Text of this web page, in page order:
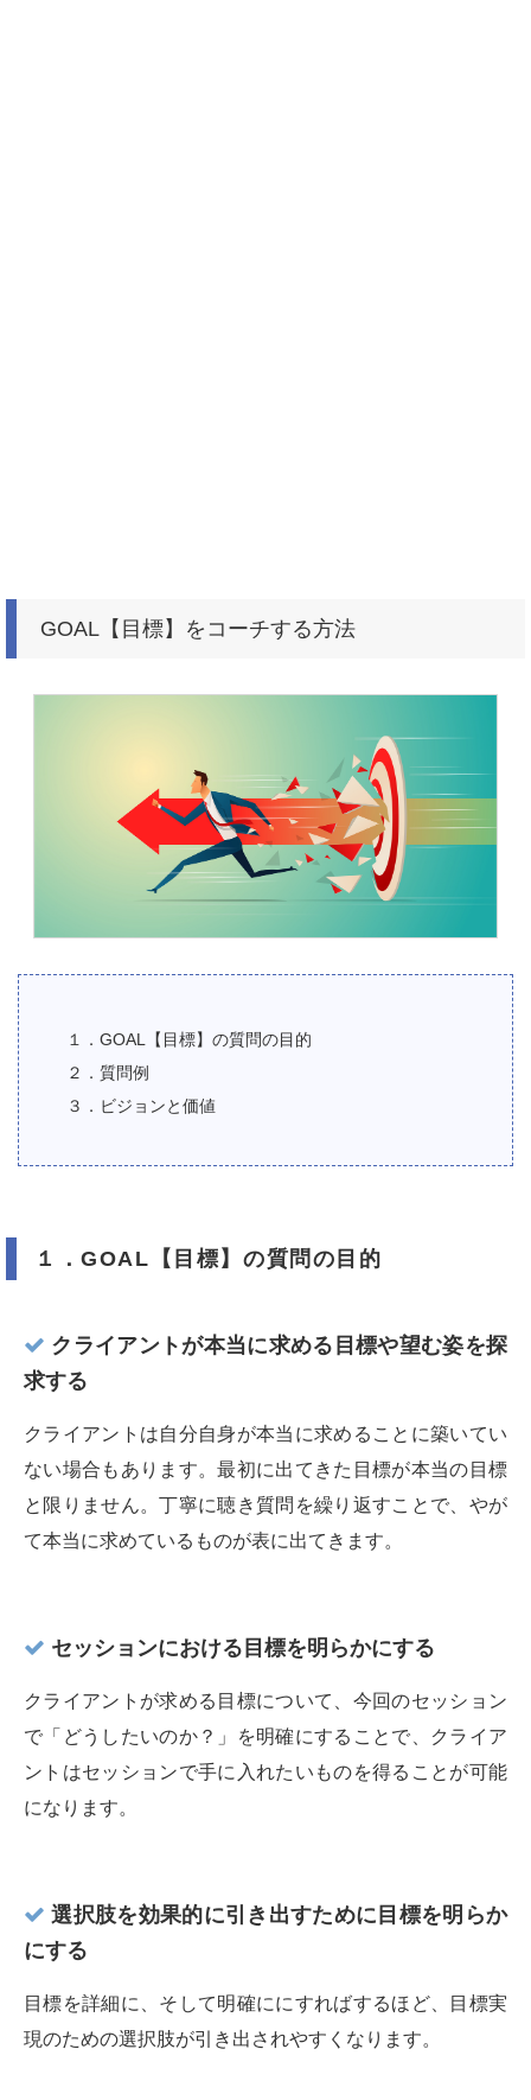
GOAL【目標】をコーチする方法
１．GOAL【目標】の質問の目的
２．質問例
３．ビジョンと価値
１．GOAL【目標】の質問の目的
クライアントが本当に求める目標や望む姿を探
求する
クライアントは自分自身が本当に求めることに築いてい
ない場合もあります。最初に出てきた目標が本当の目標
と限りません。丁寧に聴き質問を繰り返すことで、やが
て本当に求めているものが表に出てきます。
セッションにおける目標を明らかにする
クライアントが求める目標について、今回のセッション
で「どうしたいのか？」を明確にすることで、クライア
ントはセッションで手に入れたいものを得ることが可能
になります。
選択肢を効果的に引き出すために目標を明らか
にする
目標を詳細に、そして明確ににすればするほど、目標実
現のための選択肢が引き出されやすくなります。